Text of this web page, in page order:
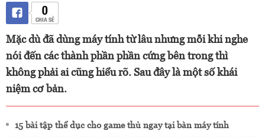
0
CHIA SẺ
Mặc dù đã dùng máy tính từ lâu nhưng mỗi khi nghe
nói đến các thành phần phần cứng bên trong thì
không phải ai cũng hiểu rõ. Sau đây là một số khái
niệm cơ bản.
15 bài tập thể dục cho game thủ ngay tại bàn máy tính